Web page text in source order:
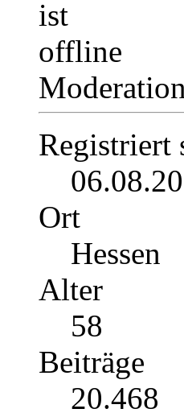
Registriert
Ort
Hessen
Alter
58
Beiträge
20.468